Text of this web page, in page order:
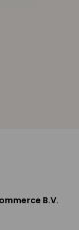
B.V.